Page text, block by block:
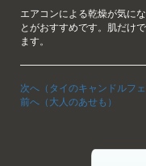
エアコンによる乾燥が気に
とがおすすめです。肌だけ
ます。
次へ（タイのキャンドルフ
前へ（大人のあせも）